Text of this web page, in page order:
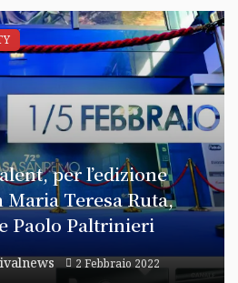
per l’edizione
Maria Teresa Ruta,
Paolo Paltrinieri
2 Febbraio 2022